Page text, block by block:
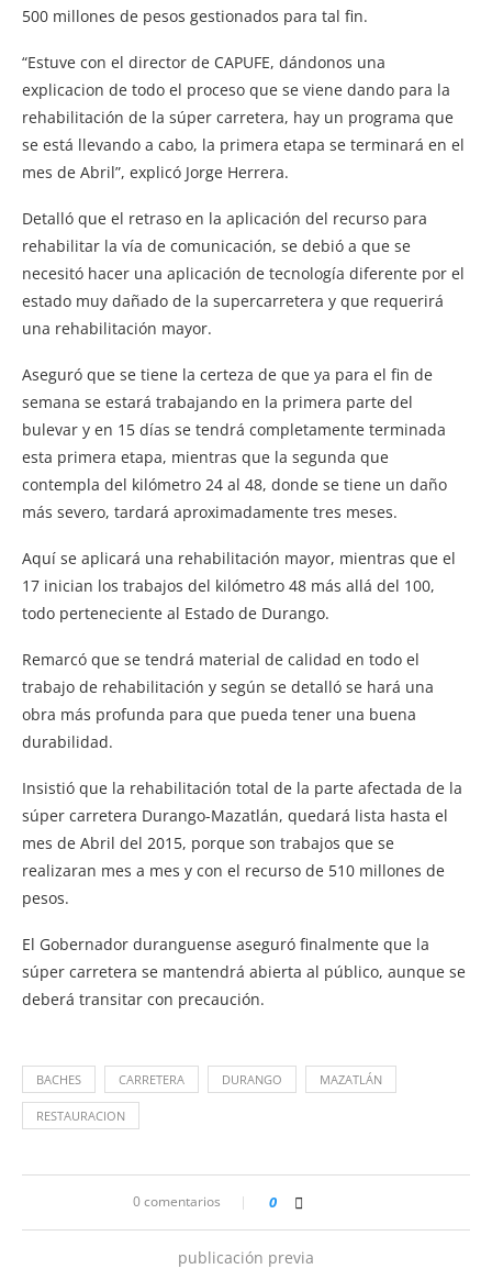
500 millones de pesos gestionados para tal fin.
“Estuve con el director de CAPUFE, dándonos una
explicacion de todo el proceso que se viene dando para la
rehabilitación de la súper carretera, hay un programa que
se está llevando a cabo, la primera etapa se terminará en el
mes de Abril”, explicó Jorge Herrera.
Detalló que el retraso en la aplicación del recurso para
rehabilitar la vía de comunicación, se debió a que se
necesitó hacer una aplicación de tecnología diferente por el
estado muy dañado de la supercarretera y que requerirá
una rehabilitación mayor.
Aseguró que se tiene la certeza de que ya para el fin de
semana se estará trabajando en la primera parte del
bulevar y en 15 días se tendrá completamente terminada
esta primera etapa, mientras que la segunda que
contempla del kilómetro 24 al 48, donde se tiene un daño
más severo, tardará aproximadamente tres meses.
Aquí se aplicará una rehabilitación mayor, mientras que el
17 inician los trabajos del kilómetro 48 más allá del 100,
todo perteneciente al Estado de Durango.
Remarcó que se tendrá material de calidad en todo el
trabajo de rehabilitación y según se detalló se hará una
obra más profunda para que pueda tener una buena
durabilidad.
Insistió que la rehabilitación total de la parte afectada de la
súper carretera Durango-Mazatlán, quedará lista hasta el
mes de Abril del 2015, porque son trabajos que se
realizaran mes a mes y con el recurso de 510 millones de
pesos.
El Gobernador duranguense aseguró finalmente que la
súper carretera se mantendrá abierta al público, aunque se
deberá transitar con precaución.
BACHES CARRETERA DURANGO MAZATLÁN
RESTAURACION
0 comentarios 0
publicación previa